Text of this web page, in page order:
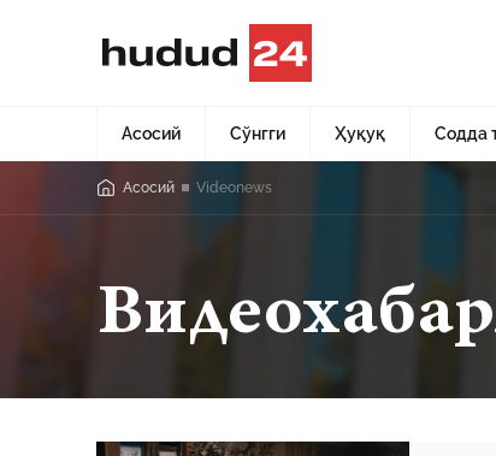
Асосий Сўнгги Ҳуқуқ Содда
Асосий Videonews